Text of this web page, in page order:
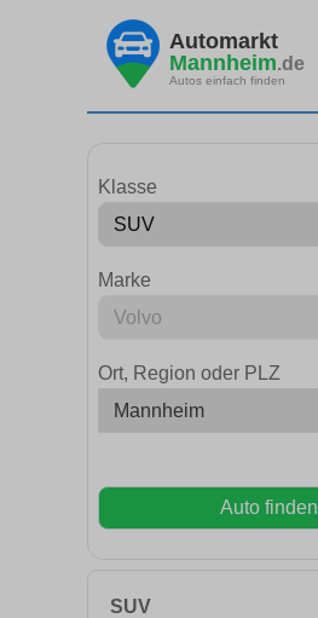
Automarkt
Mannheim.de
Autos einfach finden
Klasse
Marke
Ort, Region oder PLZ
Auto finden
SUV